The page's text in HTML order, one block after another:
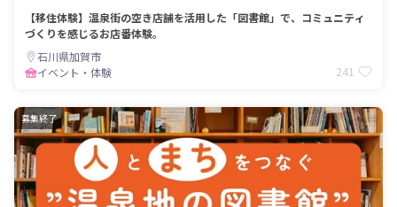
【移住体験】温泉街の空き店舗を活用した「図書館」で、コミュニティ
づくりを感じるお店番体験。
石川県加賀市
イベント・体験
241
募集終了